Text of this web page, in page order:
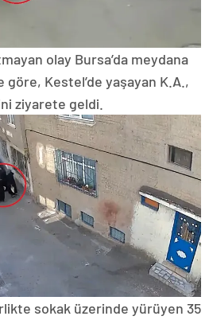
olay Bursa’da meydana
Kestel’de yaşayan K.A.,
ziyarete geldi.
sokak üzerinde yürüyen 35